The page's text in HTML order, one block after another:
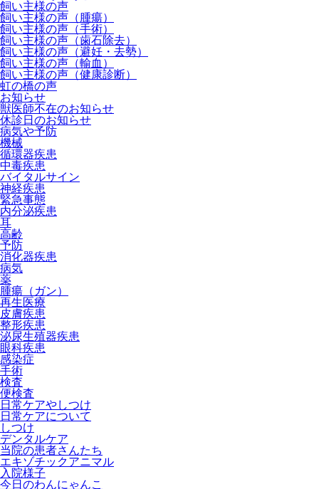
飼い主様の声
飼い主様の声（腫瘍）
飼い主様の声（手術）
飼い主様の声（歯石除去）
飼い主様の声（避妊・去勢）
飼い主様の声（輸血）
飼い主様の声（健康診断）
虹の橋の声
お知らせ
獣医師不在のお知らせ
休診日のお知らせ
病気や予防
機械
循環器疾患
中毒疾患
バイタルサイン
神経疾患
緊急事態
内分泌疾患
耳
高齢
予防
消化器疾患
病気
薬
腫瘍（ガン）
再生医療
皮膚疾患
整形疾患
泌尿生殖器疾患
眼科疾患
感染症
手術
検査
便検査
日常ケアやしつけ
日常ケアについて
しつけ
デンタルケア
当院の患者さんたち
エキゾチックアニマル
入院様子
今日のわんにゃんこ